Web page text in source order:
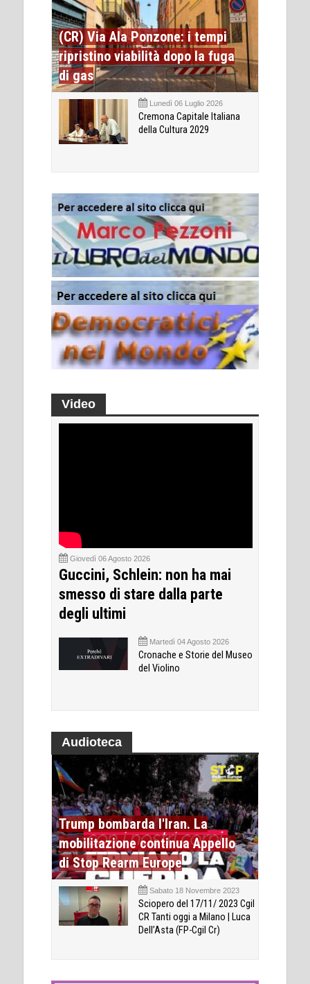
(CR) Via Ala Ponzone: i tempi
ripristino viabilità dopo la fuga
di gas
Lunedì 06 Luglio 2026
Cremona Capitale Italiana
della Cultura 2029
Video
Giovedì 06 Agosto 2026
Guccini, Schlein: non ha mai
smesso di stare dalla parte
degli ultimi
Martedì 04 Agosto 2026
Cronache e Storie del Museo
del Violino
Audioteca
Trump bombarda l'Iran. La
mobilitazione continua Appello
di Stop Rearm Europe
Sabato 18 Novembre 2023
Sciopero del 17/11/ 2023 Cgil
CR Tanti oggi a Milano | Luca
Dell’Asta (FP-Cgil Cr)